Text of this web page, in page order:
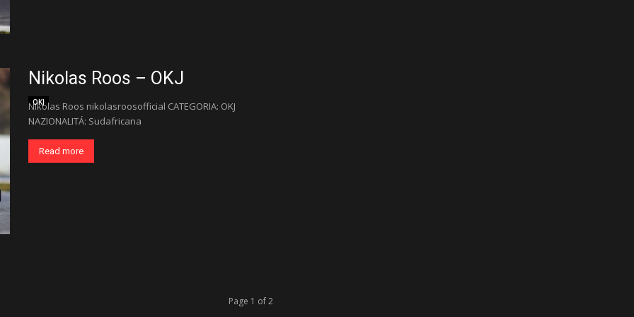
Nikolas Roos – OKJ
OKJ
Nikolas Roos nikolasroosofficial CATEGORIA: OKJ
NAZIONALITÁ: Sudafricana
Read more
Page 1 of 2